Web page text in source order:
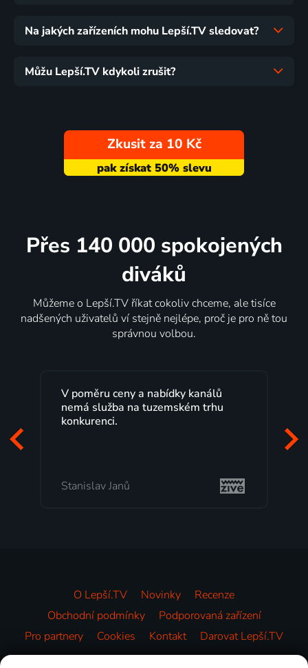
Na jakých zařízeních mohu Lepší.TV sledovat?
Můžu Lepší.TV kdykoli zrušit?
Zkusit za 10 Kč
Přes 140 000 spokojených
diváků
Můžeme o Lepší.TV říkat cokoliv chceme, ale tisíce
nadšených uživatelů ví stejně nejlépe, proč je pro ně tou
správnou volbou.
Lepší.TV sleduji už několik let s
maximální spokojeností. Velký výběr
programů a nemuset běžet k TV na
Milada Tomešová
O Lepší.TV Novinky
Recenze
Obchodní podmínky
Podporovaná zařízení
Pro partnery
Cookies Kontakt Darovat Lepší.TV